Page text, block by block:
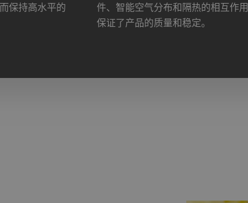
保持高水平的
件、智能空气分布和隔热的相互作用
保证了产品的质量和稳定。